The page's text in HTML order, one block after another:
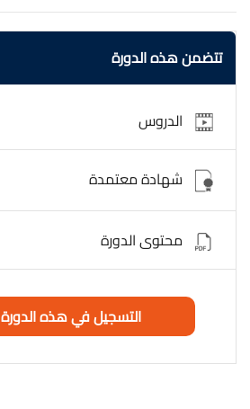
هذه الألوان مع الريزن بنسب دقيقة
والحصول على التأثير المطلوب. يمكن
التدرج اللوني، تأثير الرخام، والتموجات
المختلفة لإضافتها. تتضمن عملية تلوين
العيوب. تُعد هذه الألوان مثالية لصنع
الأدوات المنزلية، والمزيد، مما يفتح
resin
تتضمن هذه الدورة
الدروس
شهادة معتمدة
محتوى الدورة
التسجيل في هذه الدورة